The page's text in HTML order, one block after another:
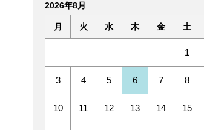
2026年8月
月 火 水 木 金 土
1
3 4 5 6 7 8
10 11 12 13 14 15